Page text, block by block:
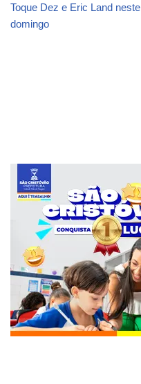
Toque Dez e Eric Land neste
domingo